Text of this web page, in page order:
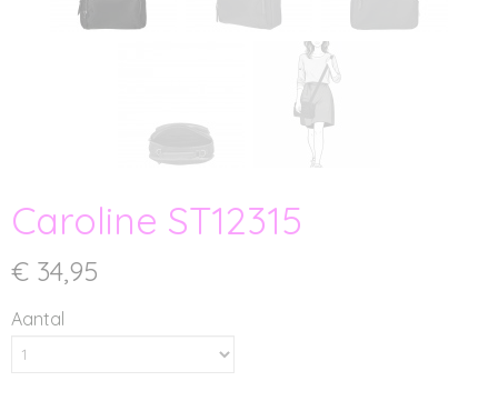
Caroline ST12315
€ 34,95
Aantal